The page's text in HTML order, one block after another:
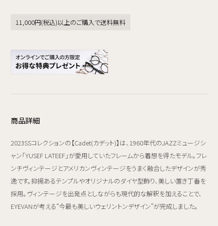
11,000円(税込)以上のご購入で送料無料
商品詳細
2023SSコレクションの【Cadet(カデット)】は、1960年代のJAZZミュージシ
ャン「YUSEF LATEEF」が愛用していたフレームから着想を得たモデル。フレ
ンチヴィンテージとアメリカンヴィンテージをうまく融合したデザインが秀
逸です。抑揚あるテンプルやオリジナルのダイヤ型飾り、美しい置き丁番を
採用。ヴィンテージを出発点としながらも現代的な解釈を加えることで、
EYEVANが考える“今最も美しいウェリントンデザイン”が完成しました。